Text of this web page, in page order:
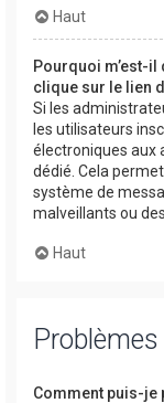
Haut
Pourquoi m’est-
clique sur le lien
Si les
les utilisateurs
électroniques aux
dédié. Cela
système de
malveillants ou
Haut
Comment puis-je